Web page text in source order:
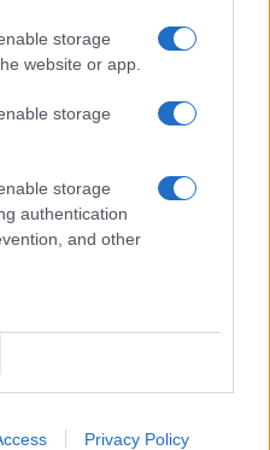
storage
website or app.
storage
storage
authentication
and other
Privacy Policy
στην KG Mobility
Ατρόμητος και Novibet